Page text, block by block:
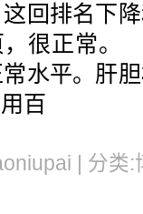
回排名下
很正常。
水平。肝
百
| 分类